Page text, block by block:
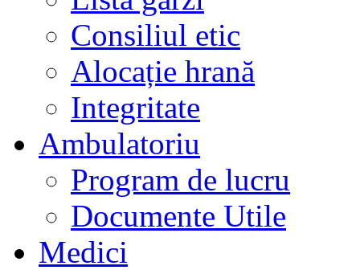
Consiliul etic
Alocație hrană
Integritate
Ambulatoriu
Program de lucru
Documente Utile
Medici